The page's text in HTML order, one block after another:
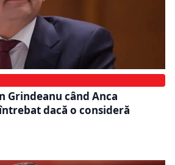
Grindeanu când Anca
dacă o consideră